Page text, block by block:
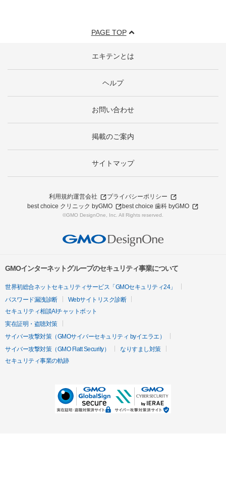
PAGE TOP
エキテンとは
ヘルプ
お問い合わせ
掲載のご案内
サイトマップ
利用規約運営会社
プライバシーポリシー
best choice クリニック byGMO
best choice 歯科 byGMO
©GMO DesignOne, Inc. All Rights reserved.
GMOインターネットグループのセキュリティ事業について
世界初総合ネットセキュリティサービス「GMOセキュリティ24」
パスワード漏洩診断
Webサイトリスク診断
セキュリティ相談AIチャットボット
実在証明・盗聴対策
サイバー攻撃対策（GMOサイバーセキュリティ byイエラエ）
サイバー攻撃対策（GMO Flatt Security）
なりすまし対策
セキュリティ事業の軌跡